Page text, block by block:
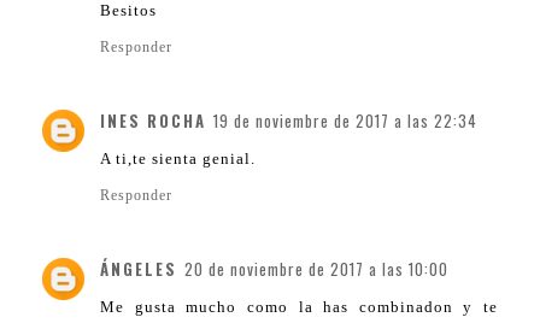
Besitos
Responder
INES ROCHA 19 de noviembre de 2017 a las 22:34
A ti,te sienta genial.
Responder
ÁNGELES 20 de noviembre de 2017 a las 10:00
Me gusta mucho como la has combinadon y te